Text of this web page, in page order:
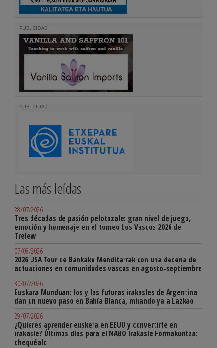
PUBLICIDAD
PUBLICIDAD
Las más leídas
28/07/2026
Tres décadas de pasión pelotazale: gran nivel de juego,
emoción y homenaje en el torneo Los Vascos 2026 de
Trelew
07/08/2026
2026 USA Tour de Bankako Menditarrak con una decena de
actuaciones en comunidades vascas en agosto-septiembre
30/07/2026
Euskara Munduan: los y las futuras irakasles de Argentina
dan un nuevo paso en Bahía Blanca, mirando ya a Lazkao
29/07/2026
¿Quieres aprender euskera en EEUU y convertirte en
irakasle? Últimos días para el NABO Irakasle Formakuntza:
chequéalo